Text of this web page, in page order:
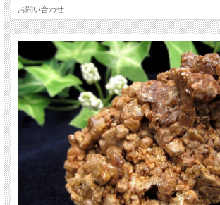
・持ち主の魅力を高める
・疲れた心を癒して気力を取り戻す
・新しい人生を創造する
とても貴重な国産の原石。数量が限られておりますので
ご注意事項
※1点物につき画像は現物を撮影しています。
※天然石ですので細かなカケや凹み、歪な部分やクラッ
※天然石商品には鉱物の含有量や色みに個体差があります
然な色みになるよう撮影を心がけておりますが、お使い
って表示される色みに差が出る場合があります。ご了承
天然石ですので多少の傷、クラックはあります。宜しくお
最後にあなたに幸福が訪れますように（*^_^*）
お問い合わせ